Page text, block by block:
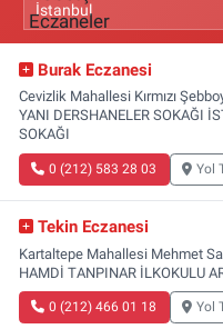
Burak Eczanesi
Cevizlik Mahallesi Kırmızı
YANI DERSHANELER SOKAĞI
SOKAĞI
0 (212) 583 28 03 Yol
Tekin Eczanesi
Kartaltepe Mahallesi Mehmet
HAMDİ TANPINAR İLKOKULU
0 (212) 466 01 18 Yol